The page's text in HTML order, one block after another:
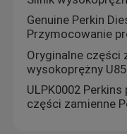
Części Ingersoll
Części zamienne
Genuine Perkin
Przymocowanie
Oryginalne części
wysokoprężny
ULPK0002
części zamienne